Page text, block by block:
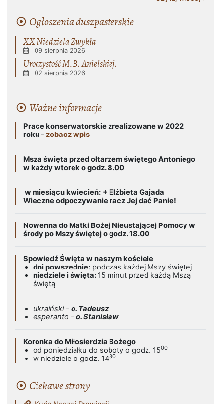
Ogłoszenia duszpasterskie
XX Niedziela Zwykła
09 sierpnia 2026
Uroczystość M.B. Anielskiej.
02 sierpnia 2026
Ważne informacje
Prace konserwatorskie zrealizowane w 2022
roku - zobacz wpis
Msza święta przed ołtarzem świętego Antoniego
w każdy wtorek o godz. 8.00
w miesiącu kwiecień: + Elżbieta Gajada
Wieczne odpoczywanie racz Jej dać Panie!
Nowenna do Matki Bożej Nieustającej Pomocy w
środy po Mszy świętej o godz. 18.00
Spowiedź Święta w naszym kościele
dni powszednie: podczas każdej Mszy świętej
niedziele i święta: 15 minut przed każdą Mszą
świętą
ukraiński - o. Tadeusz
esperanto - o. Stanisław
Koronka do Miłosierdzia Bożego
od poniedziałku do soboty o godz. 1500
w niedziele o godz. 1430
Ciekawe strony